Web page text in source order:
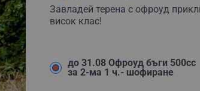
Завладей терена с офроуд
висок клас!
до 31.08 Офроуд бъги 500сс
за 2-ма 1 ч.- шофиране